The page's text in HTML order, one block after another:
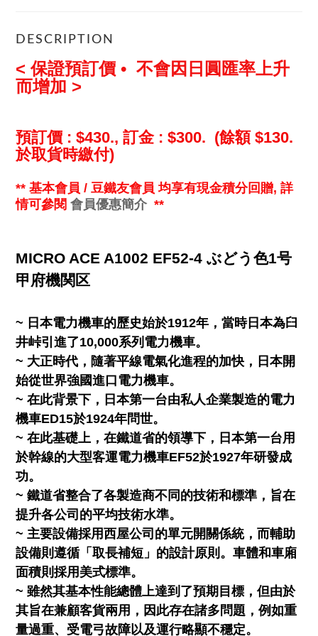
DESCRIPTION
< 保證預訂價 • 不會因日圓匯率上升
而增加 >
預訂價 : $430., 訂金: $300. (餘額$130.
於取貨時繳付)
** 基本會員 / 豆鐵友會員 均享有現金積分回贈, 詳
情可參閱 會員優惠簡介 **
MICRO ACE A1002 EF52-4 ぶどう色1号
甲府機関区
~ 日本電力機車的歷史始於1912年，當時日本為臼
井峠引進了10,000系列電力機車。
~ 大正時代，隨著平線電氣化進程的加快，日本開
始從世界強國進口電力機車。
~ 在此背景下，日本第一台由私人企業製造的電力
機車ED15於1924年問世。
~ 在此基礎上，在鐵道省的領導下，日本第一台用
於幹線的大型客運電力機車EF52於1927年研發成
功。
~ 鐵道省整合了各製造商不同的技術和標準，旨在
提升各公司的平均技術水準。
~ 主要設備採用西屋公司的單元開關係統，而輔助
設備則遵循「取長補短」的設計原則。車體和車廂
面積則採用美式標準。
~ 雖然其基本性能總體上達到了預期目標，但由於
其旨在兼顧客貨兩用，因此存在諸多問題，例如重
量過重、受電弓故障以及運行略顯不穩定。